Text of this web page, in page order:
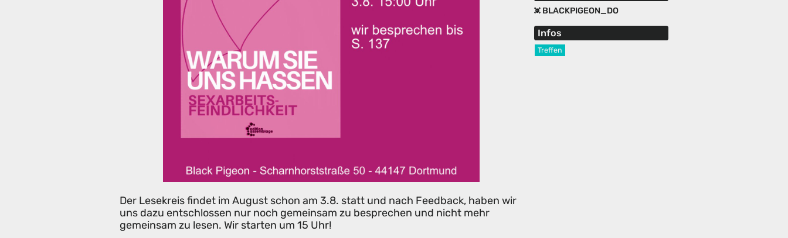
BLACKPIGEON_DO
Infos
Treffen
Der Lesekreis findet im August schon am 3.8. statt und nach Feedback, haben wir
uns dazu entschlossen nur noch gemeinsam zu besprechen und nicht mehr
gemeinsam zu lesen. Wir starten um 15 Uhr!